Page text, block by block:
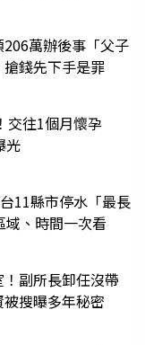
萬辦後事「父子
錢先下手是罪
交往1個月懷孕
光
11縣市停水「最長
、時間一次看
副所長卸任沒帶
搜曝多年秘密